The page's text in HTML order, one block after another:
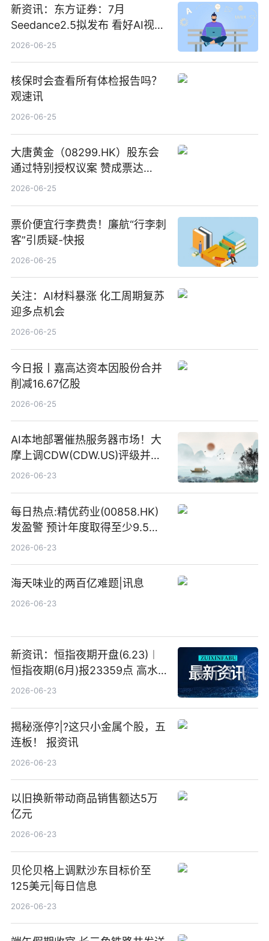
新资讯：东方证券：7月
Seedance2.5拟发布 看好AI视频
创作工作流进一步提效
2026-06-25
核保时会查看所有体检报告吗？
观速讯
2026-06-25
大唐黄金（08299.HK）股东会
通过特别授权议案 赞成票达
100%_新动态
2026-06-25
票价便宜行李费贵！廉航“行李刺
客”引质疑-快报
2026-06-25
关注：AI材料暴涨 化工周期复苏
迎多点机会
2026-06-25
今日报丨嘉高达资本因股份合并
削减16.67亿股
2026-06-25
AI本地部署催热服务器市场！大
摩上调CDW(CDW.US)评级并看
高IBM(IBM.US)戴尔(DELL.US)
2026-06-23
每日热点:精优药业(00858.HK)
发盈警 预计年度取得至少9.5亿
港元的亏损 同比盈转亏
2026-06-23
海天味业的两百亿难题|讯息
2026-06-23
新资讯：恒指夜期开盘(6.23)︱
恒指夜期(6月)报23359点 高水
23点
2026-06-23
揭秘涨停?|?这只小金属个股，五
连板！ 报资讯
2026-06-23
以旧换新带动商品销售额达5万
亿元
2026-06-23
贝伦贝格上调默沙东目标价至
125美元|每日信息
2026-06-23